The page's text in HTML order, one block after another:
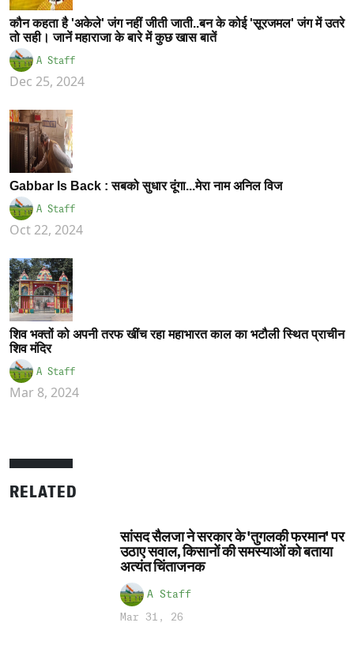
कौन कहता है 'अकेले' जंग नहीं जीती जाती..बन के कोई 'सूरजमल' जंग में उतरे
तो सही। जानें महाराजा के बारे में कुछ खास बातें
A Staff
Dec 25, 2024
Gabbar Is Back : सबको सुधार दूंगा...मेरा नाम अनिल विज
A Staff
Oct 22, 2024
शिव भक्तों को अपनी तरफ खींच रहा महाभारत काल का भटौली स्थित प्राचीन
शिव मंदिर
A Staff
Mar 8, 2024
RELATED
सांसद सैलजा ने सरकार के 'तुगलकी फरमान' पर
उठाए सवाल, किसानों की समस्याओं को बताया
अत्यंत चिंताजनक
A Staff
Mar 31, 26